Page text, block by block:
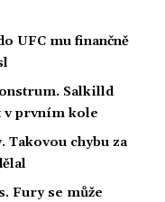
UFC mu finančně
Salkilld
v prvním kole
Takovou chybu za
Fury se může